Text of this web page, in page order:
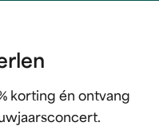
korting én ontvang